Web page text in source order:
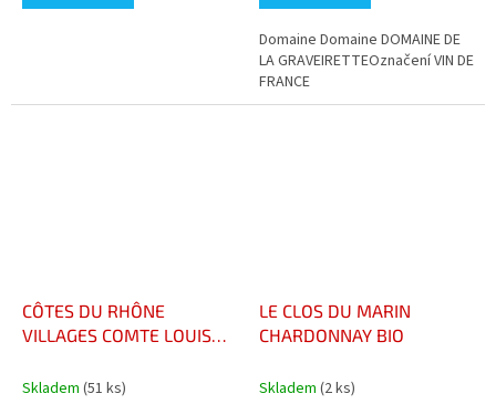
Domaine Domaine DOMAINE DE
LA GRAVEIRETTEOznačení VIN DE
FRANCE
CÔTES DU RHÔNE
VILLAGES COMTE LOUIS
Skladem (51 ks)
LE CLOS DU MARIN
CHARDONNAY BIO
Skladem (2 ks)